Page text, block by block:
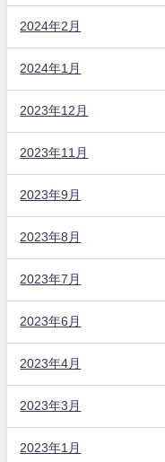
2024年2月
2024年1月
2023年12月
2023年11月
2023年9月
2023年8月
2023年7月
2023年6月
2023年4月
2023年3月
2023年1月